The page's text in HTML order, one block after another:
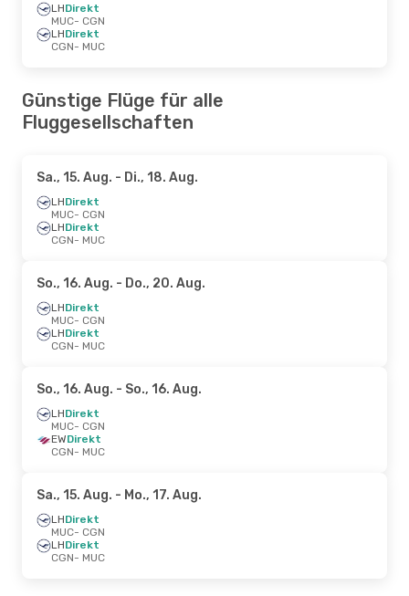
LHDirekt
MUC- CGN
LHDirekt
CGN- MUC
Günstige Flüge für alle
Fluggesellschaften
Sa., 15. Aug. - Di., 18. Aug.
LHDirekt
MUC- CGN
LHDirekt
CGN- MUC
So., 16. Aug. - Do., 20. Aug.
LHDirekt
MUC- CGN
LHDirekt
CGN- MUC
So., 16. Aug. - So., 16. Aug.
LHDirekt
MUC- CGN
EWDirekt
CGN- MUC
Sa., 15. Aug. - Mo., 17. Aug.
LHDirekt
MUC- CGN
LHDirekt
CGN- MUC